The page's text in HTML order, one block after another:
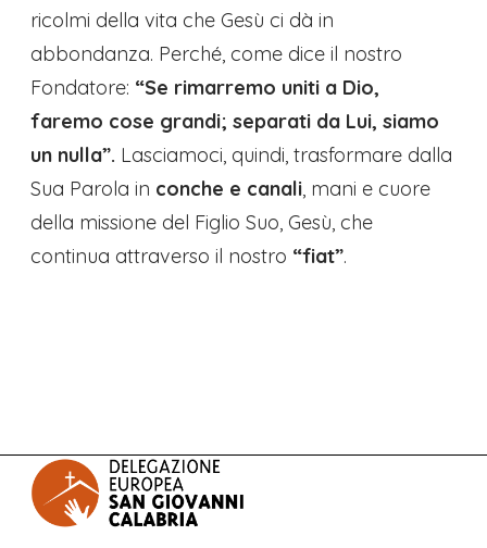
ricolmi della vita che Gesù ci dà in
abbondanza. Perché, come dice il nostro
Fondatore: “Se rimarremo uniti a Dio,
faremo cose grandi; separati da Lui, siamo
un nulla”. Lasciamoci, quindi, trasformare dalla
Sua Parola in conche e canali, mani e cuore
della missione del Figlio Suo, Gesù, che
continua attraverso il nostro “fiat”.